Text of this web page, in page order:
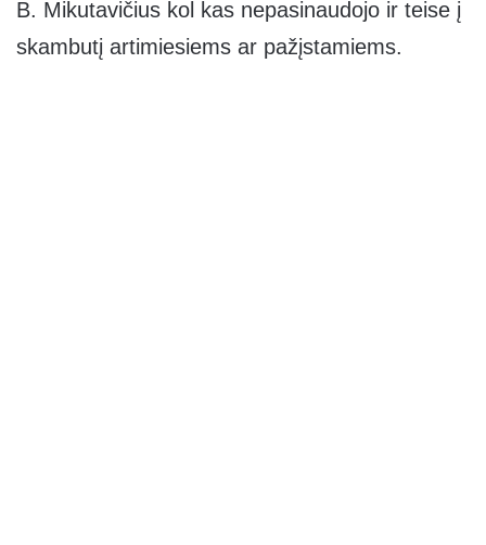
B. Mikutavičius kol kas nepasinaudojo ir teise į
skambutį artimiesiems ar pažįstamiems.